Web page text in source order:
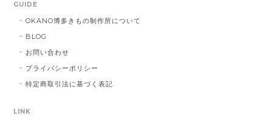
GUIDE
OKANO博多きもの制作所について
BLOG
お問い合わせ
プライバシーポリシー
特定商取引法に基づく表記
LINK